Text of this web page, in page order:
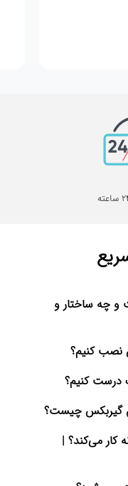
چه ساختار و
کنیم؟
درست کنیم؟
گیربکس چیست؟
کار می‌کند؟ |